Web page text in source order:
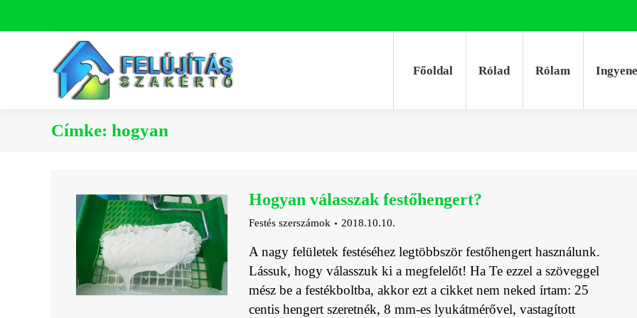
Főoldal Rólad Rólam
Címke: hogyan
Hogyan válasszak festőhengert?
Festés szerszámok 2018.10.10.
A nagy felületek festéséhez legtöbbször festőhengert használunk.
Lássuk, hogy válasszuk ki a megfelelőt! Ha Te ezzel a szöveggel
mész be a festékboltba, akkor ezt a cikket nem neked írtam: 25
centis hengert szeretnék, 8 mm-es lyukátmérővel, vastagított